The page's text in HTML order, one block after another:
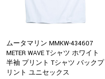
ムータマリン MMKW-434607
METER WAVE Tシャツ ホワイト
半袖 プリント Tシャツ バックプ
リント ユニセックス